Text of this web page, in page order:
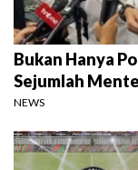
Bukan Hanya
Sejumlah
NEWS